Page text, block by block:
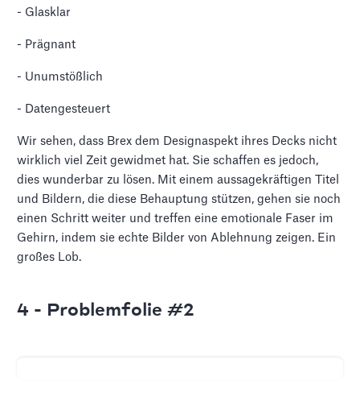
- Glasklar
- Prägnant
- Unumstößlich
- Datengesteuert
Wir sehen, dass Brex dem Designaspekt ihres Decks nicht
wirklich viel Zeit gewidmet hat. Sie schaffen es jedoch,
dies wunderbar zu lösen. Mit einem aussagekräftigen Titel
und Bildern, die diese Behauptung stützen, gehen sie noch
einen Schritt weiter und treffen eine emotionale Faser im
Gehirn, indem sie echte Bilder von Ablehnung zeigen. Ein
großes Lob.
4 - Problemfolie #2